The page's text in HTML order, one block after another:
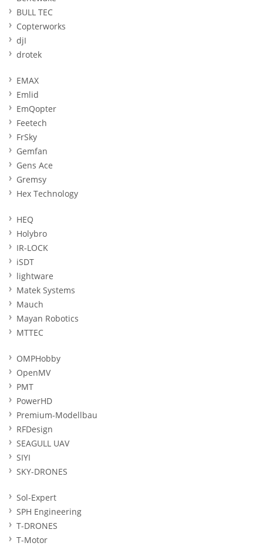
BULL TEC
Copterworks
djI
drotek
EMAX
Emlid
EmQopter
Feetech
FrSky
Gemfan
Gens Ace
Gremsy
Hex Technology
HEQ
Holybro
IR-LOCK
iSDT
lightware
Matek Systems
Mauch
Mayan Robotics
MTTEC
OMPHobby
OpenMV
PMT
PowerHD
Premium-Modellbau
RFDesign
SEAGULL UAV
SIYI
SKY-DRONES
Sol-Expert
SPH Engineering
T-DRONES
T-Motor